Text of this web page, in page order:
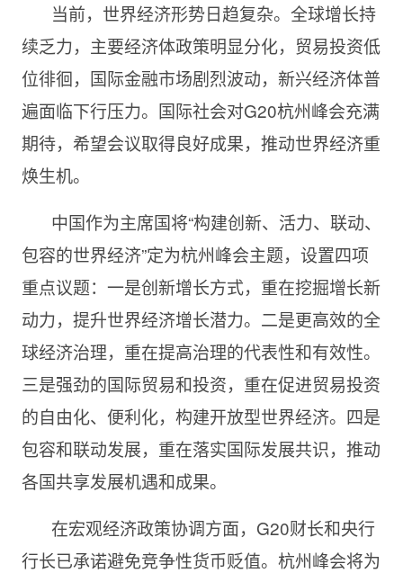
当前，世界经济形势日趋复杂。全球增长持
续乏力，主要经济体政策明显分化，贸易投资低
位徘徊，国际金融市场剧烈波动，新兴经济体普
遍面临下行压力。国际社会对G20杭州峰会充满
期待，希望会议取得良好成果，推动世界经济重
焕生机。
中国作为主席国将“构建创新、活力、联动、
包容的世界经济”定为杭州峰会主题，设置四项
重点议题：一是创新增长方式，重在挖掘增长新
动力，提升世界经济增长潜力。二是更高效的全
球经济治理，重在提高治理的代表性和有效性。
三是强劲的国际贸易和投资，重在促进贸易投资
的自由化、便利化，构建开放型世界经济。四是
包容和联动发展，重在落实国际发展共识，推动
各国共享发展机遇和成果。
在宏观经济政策协调方面，G20财长和央行
行长已承诺避免竞争性货币贬值。杭州峰会将为